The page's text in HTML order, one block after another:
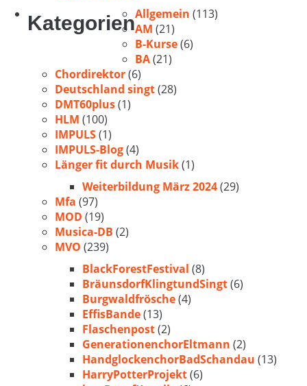
KategorienAllgemein (113)
AM (21)
B-Kurse(6)
BA(21)
Chordirektor(6)
Deutschland singt(28)
DMT60plus(1)
HLM (100)
IMPULS(1)
IMPULS-Blog(4)
Länger fit durch Musik(1)
Weiterbildung März 2024(29)
Mfa (97)
MOD (19)
Musica-DB (2)
MVO (239)
BlackForestFestival (8)
BräunsdorfKlingtundSingt(6)
Burgwaldfrösche(4)
EffisBande(13)
Flaschenpost(2)
GenerationenchorEltmann (2)
HandglockenchorBadSchandau (13)
HarryPotterProjekt(6)